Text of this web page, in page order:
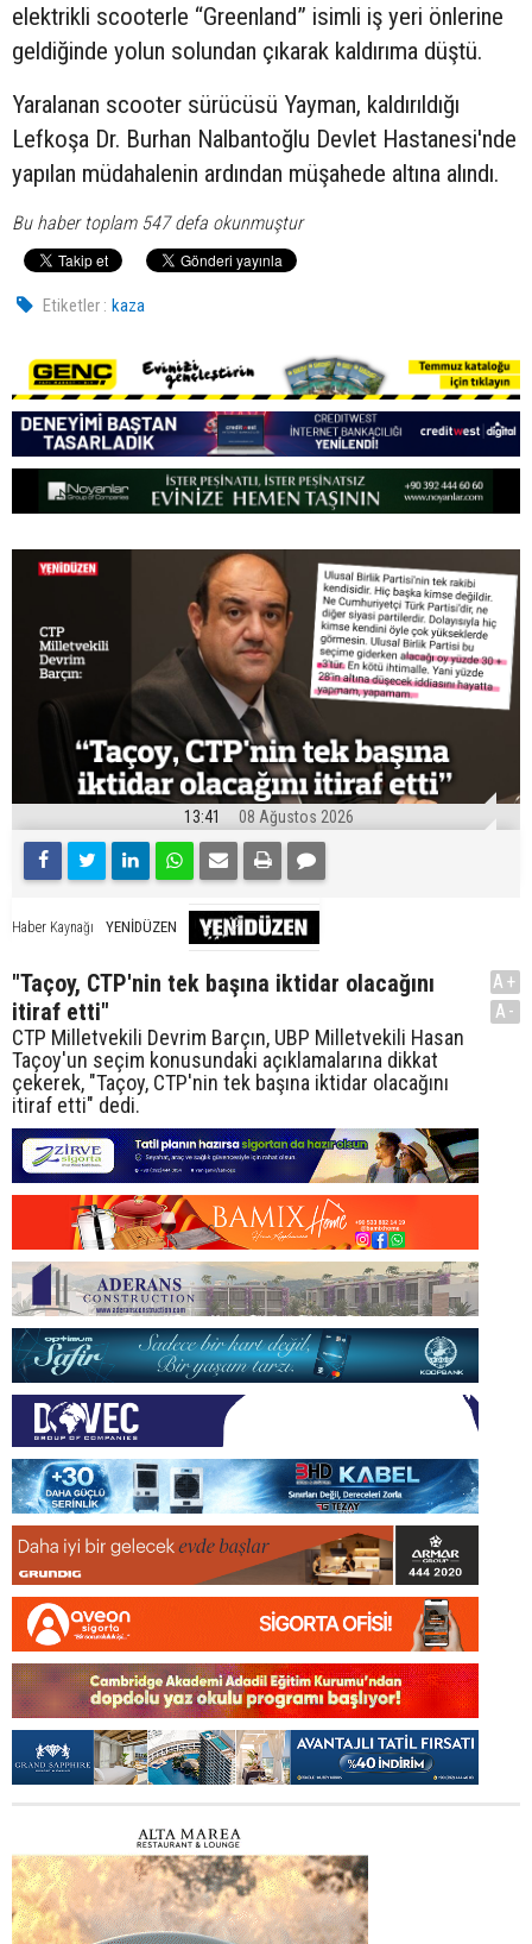
elektrikli scooterle “Greenland” isimli iş yeri önlerine
geldiğinde yolun solundan çıkarak kaldırıma düştü.
Yaralanan scooter sürücüsü Yayman, kaldırıldığı
Lefkoşa Dr. Burhan Nalbantoğlu Devlet Hastanesi'nde
yapılan müdahalenin ardından müşahede altına alındı.
Bu haber toplam 547 defa okunmuştur
Etiketler : kaza
13:41 08 Ağustos 2026
Haber Kaynağı YENİDÜZEN
"Taçoy, CTP'nin tek başına iktidar olacağını
itiraf etti"
CTP Milletvekili Devrim Barçın, UBP Milletvekili Hasan
Taçoy'un seçim konusundaki açıklamalarına dikkat
çekerek, "Taçoy, CTP'nin tek başına iktidar olacağını
itiraf etti" dedi.
A+
A-